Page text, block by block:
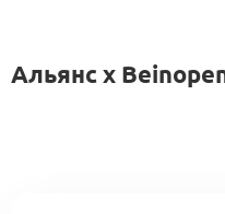
Альянс x